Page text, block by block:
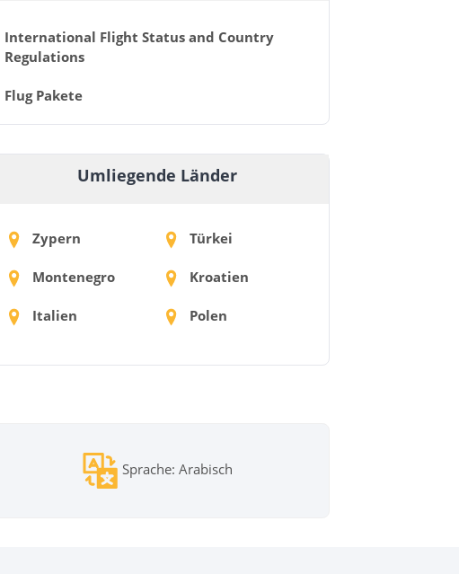
International Flight Status and Country
Regulations
Flug Pakete
Umliegende Länder
Zypern Türkei
Montenegro Kroatien
Italien Polen
Sprache: Arabisch